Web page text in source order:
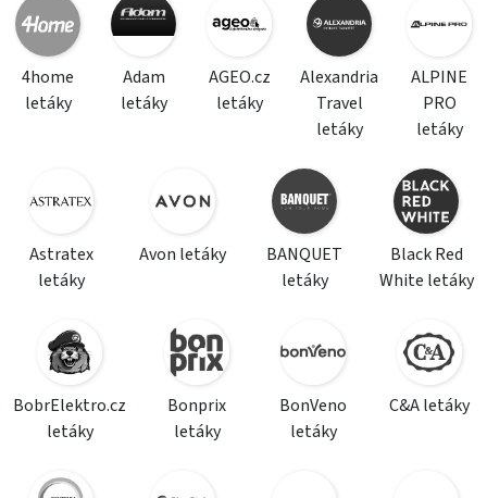
4home
letáky
Adam
letáky
AGEO.cz
letáky
Alexandria
Travel
letáky
ALPINE
PRO
letáky
Astratex
letáky
Avon letáky
BANQUET
letáky
Black Red
White letáky
BobrElektro.cz
letáky
Bonprix
letáky
BonVeno
letáky
C&A letáky